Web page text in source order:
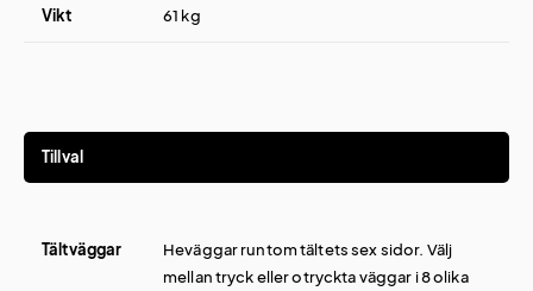
Vikt 61 kg
Tillval
Tältväggar
Heväggar runtom tältets sex sidor. Välj
mellan tryck eller otryckta väggar i 8 olika